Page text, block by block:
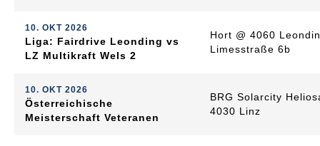
10. OKT 2026
Liga: Fairdrive Leonding vs
LZ Multikraft Wels 2
Hort @ 4060
Limesstraße 6b
10. OKT 2026
Österreichische
Meisterschaft Veteranen
BRG Solarcity
4030 Linz